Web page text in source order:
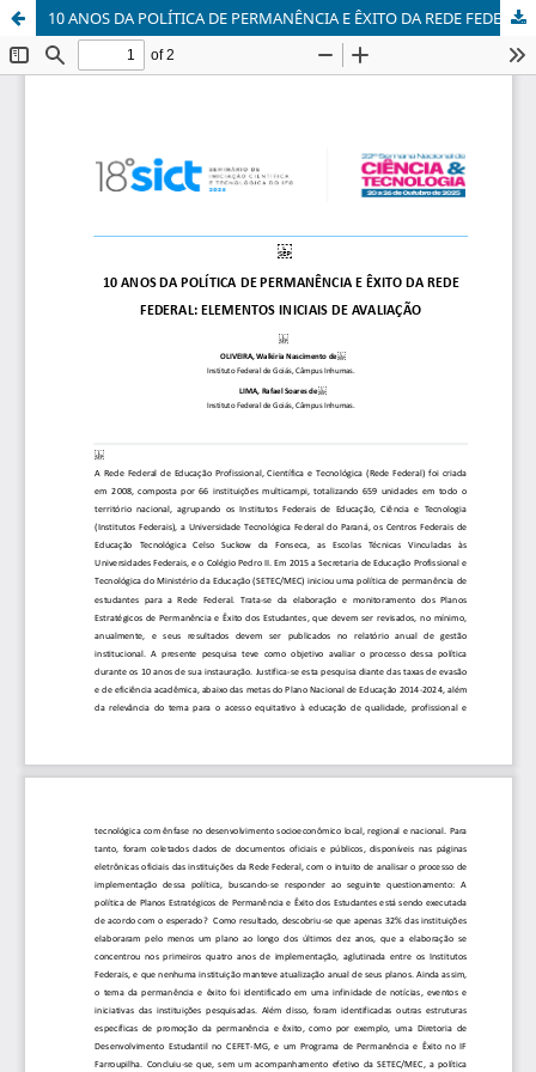
10 ANOS DA POLÍTICA DE PERMANÊNCIA E ÊXITO DA REDE FEDERAL: ELEMENTOS INICIAIS DE AVALIAÇÃO